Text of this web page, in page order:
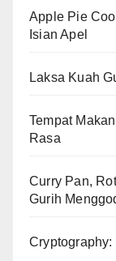
Apple Pie
Isian Apel
Laksa Kuah
Tempat
Rasa
Curry Pan,
Gurih